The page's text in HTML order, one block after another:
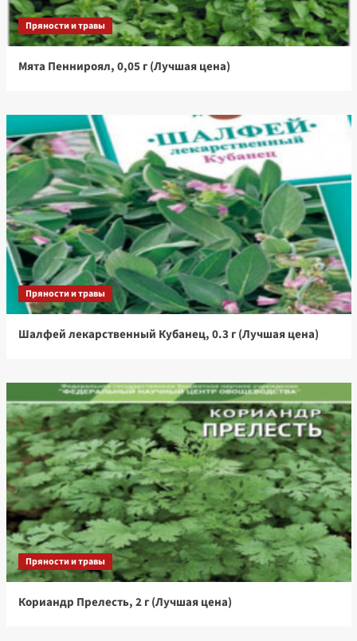
Пряности и травы
Мята Пеннироял, 0,05 г (Лучшая цена)
Пряности и травы
Шалфей лекарственный Кубанец, 0.3 г (Лучшая цена)
Пряности и травы
Кориандр Прелесть, 2 г (Лучшая цена)